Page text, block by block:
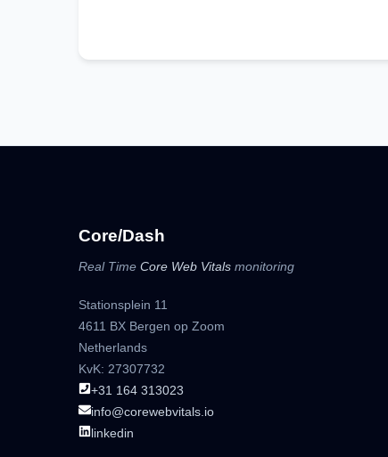
Core/Dash
Real Time Core Web Vitalsmonitoring
Stationsplein 11
4611 BX Bergen op Zoom
Netherlands
KvK: 27307732
+31 164 313023
info@corewebvitals.io
linkedin